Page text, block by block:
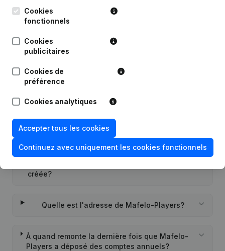
Quel est l'identifiant PEPPOL de Mafelo-
Players?
créée?
Quelle est l'adresse de Mafelo-Players?
À quand remonte la dernière fois que Mafelo-
Players a déposé des comptes annuels?
Cookies
fonctionnels
Cookies
publicitaires
Cookies de
préférence
Cookies analytiques
Accepter tous les cookies
Continuez avec uniquement les cookies fonctionnels